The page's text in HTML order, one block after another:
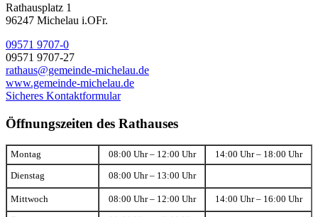
Rathausplatz 1
96247 Michelau i.OFr.
09571 9707-0
09571 9707-27
rathaus@gemeinde-michelau.de
www.gemeinde-michelau.de
Sicheres Kontaktformular
Öffnungszeiten des Rathauses
Montag 08:00 Uhr – 12:00 Uhr 14:00 Uhr – 18:00 Uhr
Dienstag 08:00 Uhr – 13:00 Uhr
Mittwoch 08:00 Uhr – 12:00 Uhr 14:00 Uhr – 16:00 Uhr